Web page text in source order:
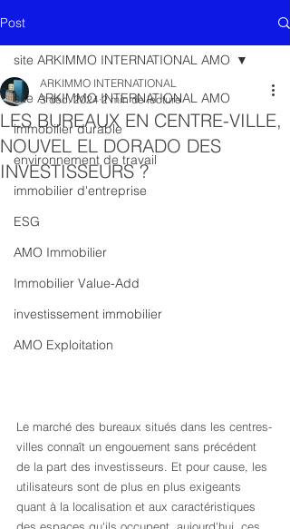
Post
site ARKIMMO INTERNATIONAL AMO
immobilier durable
environnement de travail
immobilier d'entreprise
ESG
AMO Immobilier
Immobilier Value-Add
investissement immobilier
AMO Exploitation
site ARKIMMO INTERNATIONAL AMO
LES BUREAUX EN CENTRE-VILLE,
NOUVEL EL DORADO DES
INVESTISSEURS ?
ARKIMMO INTERNATIONAL
3 déc. 2024 2 min de lecture
Le marché des bureaux situés dans les centres-
villes connaît un engouement sans précédent
de la part des investisseurs. Et pour cause, les
utilisateurs sont de plus en plus exigeants
quant à la localisation et aux caractéristiques
des espaces qu'ils occupent. aujourd'hui, ces